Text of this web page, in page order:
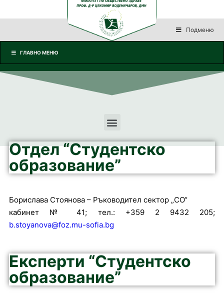
Подменю
ГЛАВНО МЕНЮ
Отдел “Студентско
образование”
Борислава Стоянова – Ръководител сектор „СО“
кабинет № 41; тел.: +359 2 9432 205;
b.stoyanova@foz.mu-sofia.bg
Експерти “Студентско
образование”